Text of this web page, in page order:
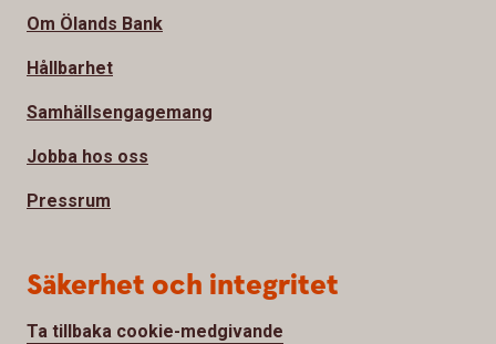
Om Ölands Bank
Hållbarhet
Samhällsengagemang
Jobba hos oss
Pressrum
Säkerhet och integritet
Ta tillbaka cookie-medgivande